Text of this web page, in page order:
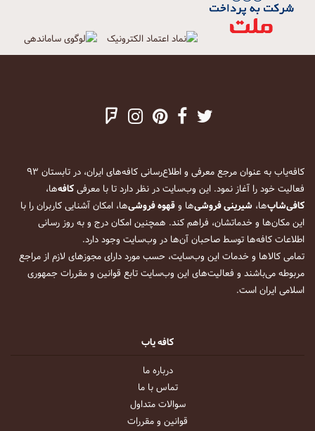
کافه‌یاب به عنوان مرجع معرفی و اطلاع‌رسانی کافه‌های ایران، در تابستان ۹۳
فعالیت خود را آغاز نمود. این وب‌سایت در نظر دارد تا با معرفیکافه‌ها،
کافی‌شاپ‌ها، شیرینی فروشی‌ها وقهوه فروشی‌ها، امکان آشنایی کاربران را با
این مکان‌ها و خدماتشان، فراهم کند. همچنین امکان درج و به روز رسانی
اطلاعات کافه‌ها توسط صاحبان آن‌ها در وب‌سایت وجود دارد.
تمامی کالاها و خدمات این وب‌سایت، حسب مورد دارای مجوزهای لازم از مراجع
مربوطه می‌باشند و فعالیت‌های این وب‌سایت تابع قوانین و مقررات جمهوری
اسلامی ایران است.
کافه یاب
درباره ما
تماس با ما
سوالات متداول
قوانین و مقررات